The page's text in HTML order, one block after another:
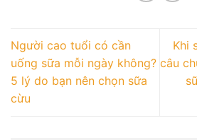
Người cao tuổi có cần
uống sữa mỗi ngày không?
5 lý do bạn nên chọn sữa
cừu
Khi
câu